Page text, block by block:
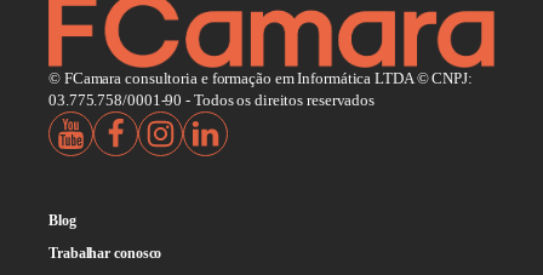
© FCamara consultoria e formação em Informática LTDA © CNPJ:
03.775.758/0001-90 - Todos os direitos reservados
Blog
Trabalhar conosco